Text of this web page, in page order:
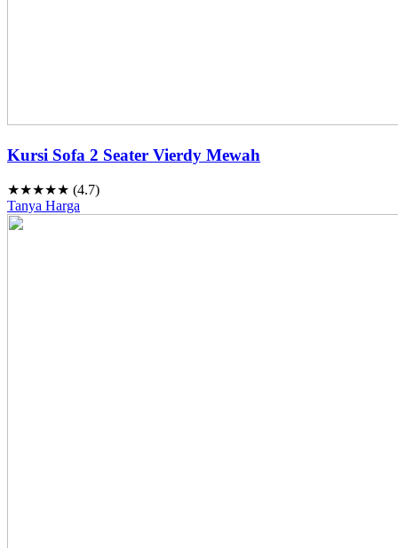
Kursi Sofa 2 Seater Vierdy Mewah
★★★★★ (4.7)
Tanya Harga